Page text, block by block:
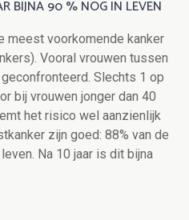
BIJNA 90 % NOG IN LEVEN
meest voorkomende kanker
Vooral vrouwen tussen
Slechts 1 op
bij vrouwen jonger dan 40
het risico wel aanzienlijk
zijn goed: 88% van de
Na 10 jaar is dit bijna